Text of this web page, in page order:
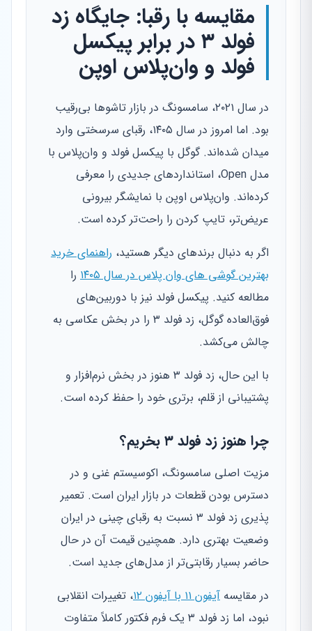
مقایسه با رقبا: جایگاه زد
فولد ۳ در برابر پیکسل
فولد و وان‌پلاس اوپن
در سال ۲۰۲۱، سامسونگ در بازار تاشوها بی‌رقیب
بود. اما امروز در سال ۱۴۰۵، رقبای سرسختی وارد
میدان شده‌اند. گوگل با پیکسل فولد و وان‌پلاس با
مدل Open، استانداردهای جدیدی را معرفی
کرده‌اند. وان‌پلاس اوپن با نمایشگر بیرونی
عریض‌تر، تایپ کردن را راحت‌تر کرده است.
اگر به دنبال برندهای دیگر هستید، راهنمای خرید
بهترین گوشی های وان پلاس در سال ۱۴۰۵
را
مطالعه کنید. پیکسل فولد نیز با دوربین‌های
فوق‌العاده گوگل، زد فولد ۳ را در بخش عکاسی به
چالش می‌کشد.
با این حال، زد فولد ۳ هنوز در بخش نرم‌افزار و
پشتیبانی از قلم، برتری خود را حفظ کرده است.
چرا هنوز زد فولد ۳ بخریم؟
مزیت اصلی سامسونگ، اکوسیستم غنی و در
دسترس بودن قطعات در بازار ایران است. تعمیر
پذیری زد فولد ۳ نسبت به رقبای چینی در ایران
وضعیت بهتری دارد. همچنین قیمت آن در حال
حاضر بسیار رقابتی‌تر از مدل‌های جدید است.
در مقایسه آیفون ۱۱ با آیفون ۱۲
، تغییرات انقلابی
نبود، اما زد فولد ۳ یک فرم فکتور کاملاً متفاوت